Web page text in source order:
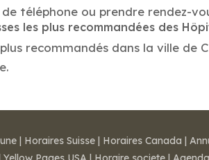
téléphone ou prendre rendez-
les plus recommandées des
recommandés dans la ville de
| Horaires Suisse | Horaires Canada |